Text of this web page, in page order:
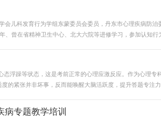
儿科发育行为学组东蒙委员会委员，丹东市心理疾病防
曾在省精神卫生中心、北大六院等进修学习，参加认知行
浮躁等状态，这是考前正常的心理应激反应。作为心理专
的紧张并非坏事，反而能唤醒大脑活跃度，提升答题专注
专题教学培训